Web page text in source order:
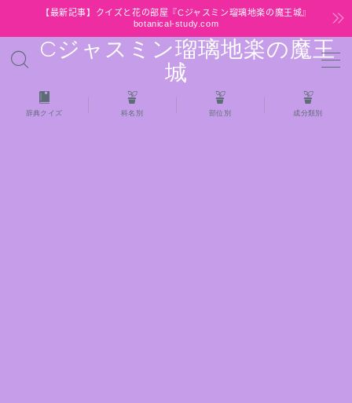
【最新記事】クイズと花の部屋『Cジャスミン瑠璃地楽の魔王城』
botanical-study.com
Cジャスミン瑠璃地楽の魔王
城
MENU
HOME
辞典クイズ 科名別 部位別 成分類別